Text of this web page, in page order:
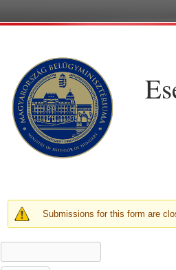
FIGYELMEZTETŐ
Submissions for this form are
KERESÉS ŰRLAP